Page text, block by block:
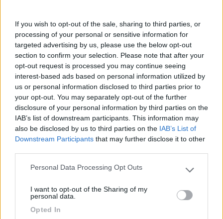
If you wish to opt-out of the sale, sharing to third parties, or
processing of your personal or sensitive information for
targeted advertising by us, please use the below opt-out
section to confirm your selection. Please note that after your
opt-out request is processed you may continue seeing
interest-based ads based on personal information utilized by
us or personal information disclosed to third parties prior to
your opt-out. You may separately opt-out of the further
disclosure of your personal information by third parties on the
IAB’s list of downstream participants. This information may
also be disclosed by us to third parties on the IAB’s List of
Downstream Participants that may further disclose it to other
Please note that this website/app uses one or more Google
not limited to your visit or usage behaviour. You may click to
use your data for below specified purposes in below Google
Personal Data Processing Opt Outs
I want to opt-out of the Sharing of my
personal data.
Opted In
9999
Inserito il03/05/2017 alle:16:49:52
In risposta al messaggio di kukosgdel 03/05/2017alle15:51:47
L'unico rimasto,che noleggia camper in Grecia.Sta vicino al
aeroporto.Magari ti viene a prendere. Scusate per gli errori di
ortografia,ma sono....greco e per di piu la mia tastiera,e greca pure
lei,quindi niente... accenti.
redo sia quello che conosco anch'io e che poi sarebbe anche il
concessionario Hymer per la Grecia.
Alessandro